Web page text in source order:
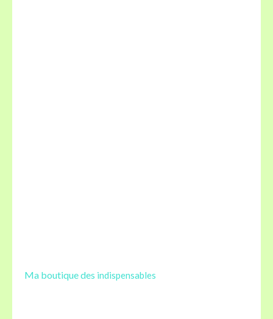
Ma boutique des indispensables